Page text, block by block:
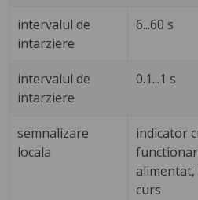
intervalul de
intarziere
6...60 s
intervalul de
intarziere
0.1...1 s
semnalizare
locala
indicator
alimentat,
curs